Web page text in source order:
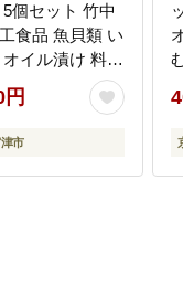
個セット 竹中
食品 魚貝類 い
イル漬け 料理
トッピング 非常
土産
市